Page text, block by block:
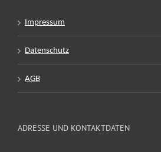
Impressum
Datenschutz
AGB
ADRESSE UND KONTAKTDATEN